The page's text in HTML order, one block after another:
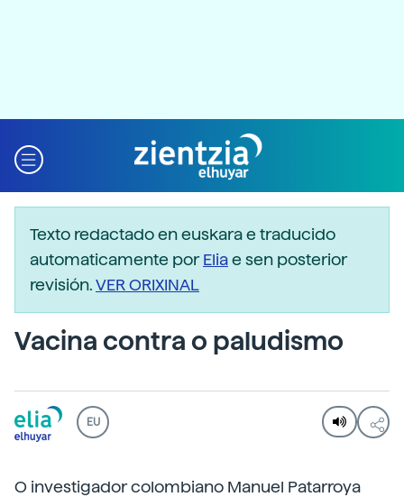
Texto redactado en euskara e traducido
automaticamente porEliae sen posterior
revisión.VER ORIXINAL
Vacina contra o paludismo
EU
O investigador colombiano Manuel Patarroya